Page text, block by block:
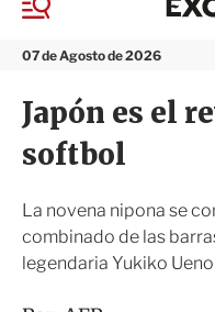
M
n
07 de Agosto de 2026
Japón es el
softbol
La novena nipona se
combinado de las
legendaria Yukiko